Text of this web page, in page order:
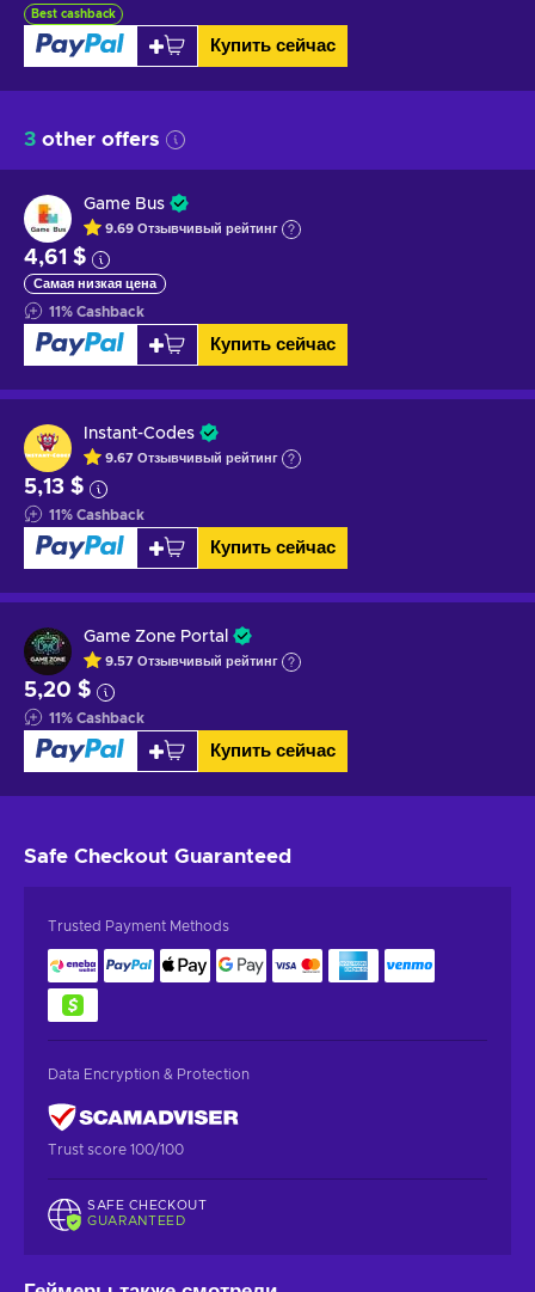
Best cashback
Купить сейчас
3 other offers
Game Bus
9.69 Отзывчивый рейтинг
4,61 $
Самая низкая цена
11% Cashback
Купить сейчас
Instant-Codes
9.67 Отзывчивый рейтинг
5,13 $
11% Cashback
Купить сейчас
Game Zone Portal
9.57 Отзывчивый рейтинг
5,20 $
11% Cashback
Купить сейчас
Safe Checkout Guaranteed
Trusted Payment Methods
Data Encryption & Protection
Trust score 100/100
SAFE CHECKOUT
GUARANTEED